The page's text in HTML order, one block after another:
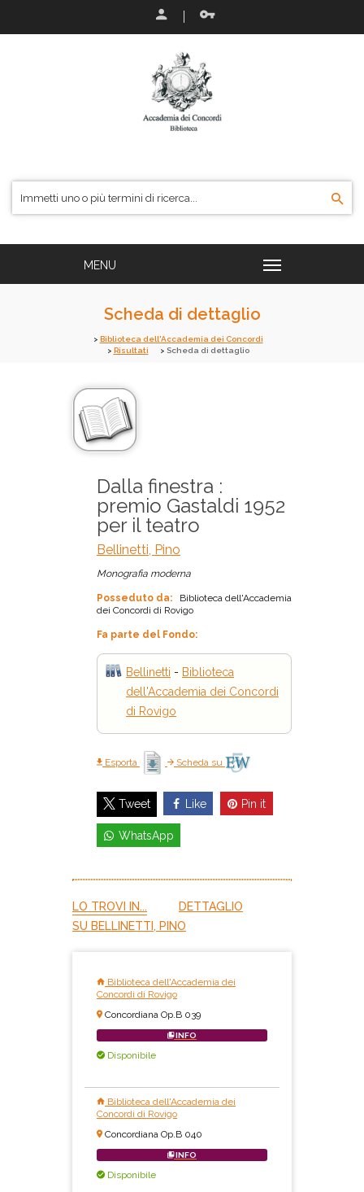
Scheda di dettaglio
Biblioteca dell'Accademia dei Concordi
Risultati
Scheda di dettaglio
Dalla finestra :
premio Gastaldi 1952
per il teatro
Bellinetti, Pino
Monografia moderna
Posseduto da:
Biblioteca dell'Accademia
dei Concordi di Rovigo
Fa parte del Fondo:
Bellinetti - Biblioteca
dell'Accademia dei Concordi
di Rovigo
Esporta Scheda su
Tweet Like Pin it
WhatsApp
LO TROVI IN...
DETTAGLIO
SU BELLINETTI, PINO
Biblioteca dell'Accademia dei
Concordi di Rovigo
Concordiana Op.B 039
INFO
Disponibile
Biblioteca dell'Accademia dei
Concordi di Rovigo
Concordiana Op.B 040
INFO
Disponibile